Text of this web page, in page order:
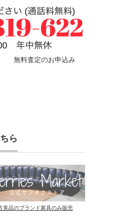
無料査定のお申込み
ら
美品のブランド家具のみ販売